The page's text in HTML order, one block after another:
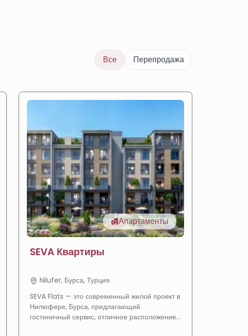
Все Перепродажа
Апартаменты
SEVA Квартиры
Nilufer, Бурса, Турция
SEVA Flats — это современный жилой проект в
Нилюфере, Бурса, предлагающий
гостиничный сервис, отличное расположение